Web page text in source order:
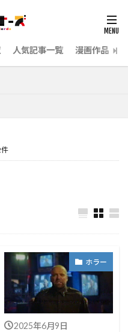
人気記事一覧 漫画作品
ホラー
2025年6月9日